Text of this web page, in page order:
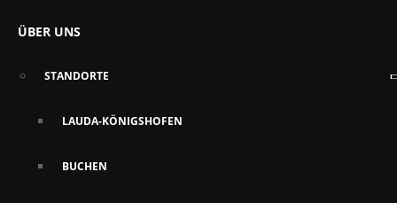
ÜBER UNS
STANDORTE
LAUDA-KÖNIGSHOFEN
BUCHEN